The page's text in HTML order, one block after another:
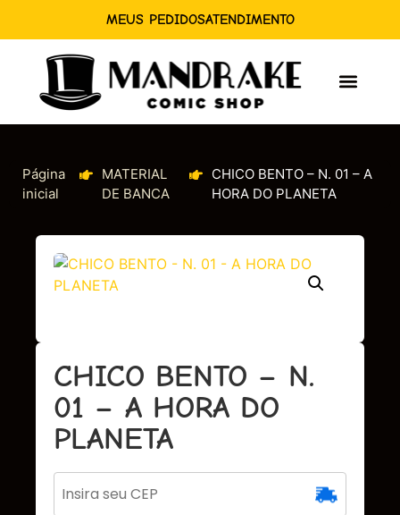
MEUS PEDIDOSATENDIMENTO
Página
inicial
MATERIAL
DE BANCA
CHICO BENTO – N. 01 – A
HORA DO PLANETA
CHICO BENTO – N.
01 – A HORA DO
PLANETA